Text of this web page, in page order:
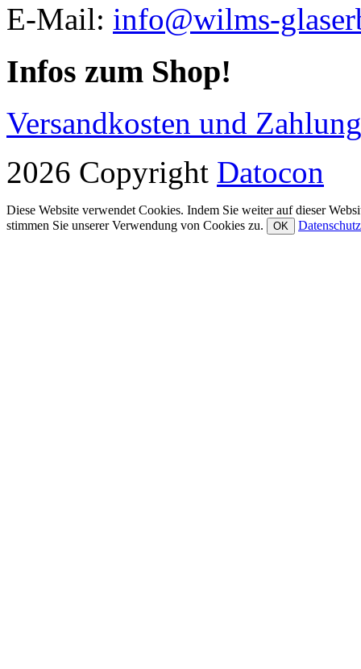
E-Mail: info@wilms-
Infos zum Shop!
Versandkosten und
2026 Copyright Datocon
Diese Website verwendet Cookies. Indem Sie weiter auf dieser
stimmen Sie unserer Verwendung von Cookies zu.
OK